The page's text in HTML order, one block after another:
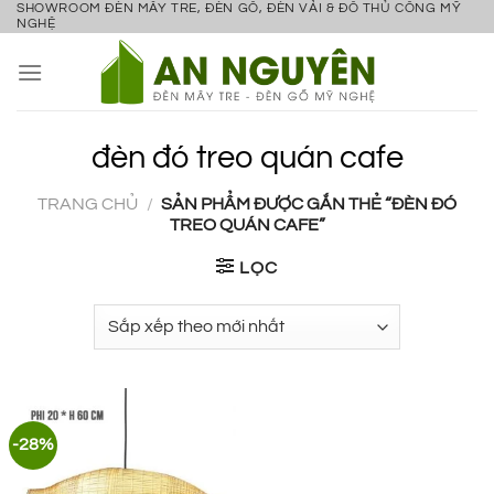
Bỏ
nội
SHOWROOM ĐÈN MÂY TRE, ĐÈN GỖ, ĐÈN VẢI & ĐỒ THỦ CÔNG MỸ
NGHỆ
đèn đó treo quán cafe
TRANG CHỦ / SẢN PHẨM ĐƯỢC GẮN THẺ “ĐÈN ĐÓ
TREO QUÁN CAFE”
LỌC
-28%